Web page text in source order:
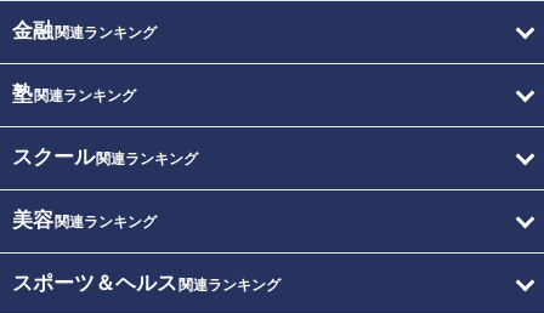
金融関連ランキング
塾関連ランキング
スクール関連ランキング
美容関連ランキング
スポーツ＆ヘルス 関連ランキング